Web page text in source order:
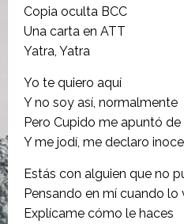
Copia oculta BCC
Una carta en ATT
Yatra, Yatra
Yo te quiero aquí
Y no soy así, normalmente
Pero Cupido me apuntó
Y me jodí, me declaro
Estás con alguien que no
Pensando en mí cuando lo
Explícame cómo le haces